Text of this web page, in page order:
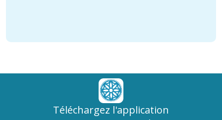
Téléchargez l'application